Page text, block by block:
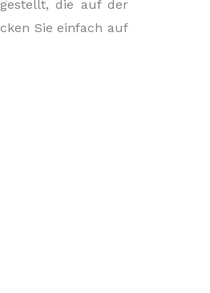
die auf der
Sie einfach auf